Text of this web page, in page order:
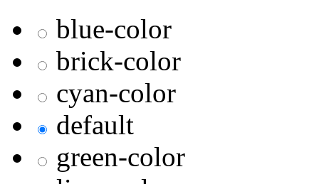
blue-color
brick-color
cyan-color
default
green-color